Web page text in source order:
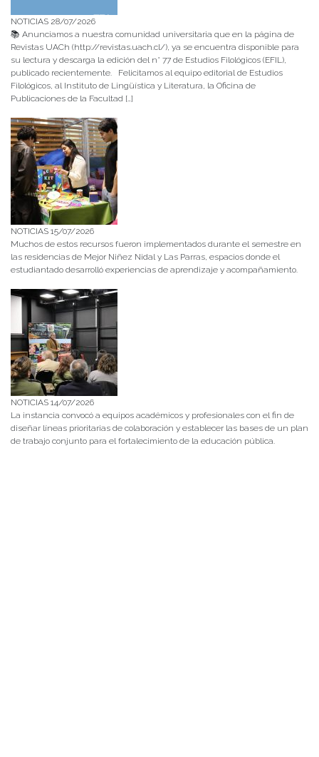
NOTICIAS 28/07/2026
📚 Anunciamos a nuestra comunidad universitaria que en la página de
Revistas UACh (http://revistas.uach.cl/), ya se encuentra disponible para
su lectura y descarga la edición del n° 77 de Estudios Filológicos (EFIL),
publicado recientemente. Felicitamos al equipo editorial de Estudios
Filológicos, al Instituto de Lingüística y Literatura, la Oficina de
Publicaciones de la Facultad […]
NOTICIAS 15/07/2026
Muchos de estos recursos fueron implementados durante el semestre en
las residencias de Mejor Niñez Nidal y Las Parras, espacios donde el
estudiantado desarrolló experiencias de aprendizaje y acompañamiento.
NOTICIAS 14/07/2026
La instancia convocó a equipos académicos y profesionales con el fin de
diseñar líneas prioritarias de colaboración y establecer las bases de un plan
de trabajo conjunto para el fortalecimiento de la educación pública.